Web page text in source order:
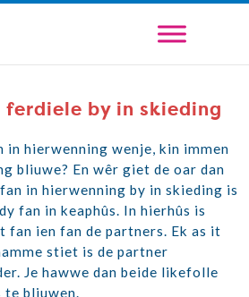
ferdiele by in skieding
in hierwenning wenje, kin immen
bliuwe? En wêr giet de oar dan
in hierwenning by in skieding is
fan in keaphûs. In hierhûs is
fan ien fan de partners. Ek as it
stiet is de partner
Je hawwe dan beide likefolle
te bliuwen.